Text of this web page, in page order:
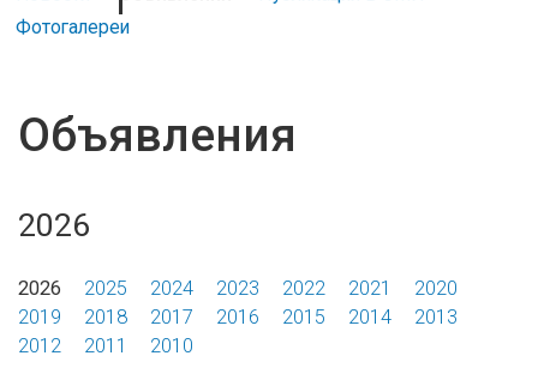
Фотогалереи
Объявления
2026
2026 2025 2024 2023 2022 2021
2020
2019
2018 2017 2016 2015 2014
2013
2012
2011 2010